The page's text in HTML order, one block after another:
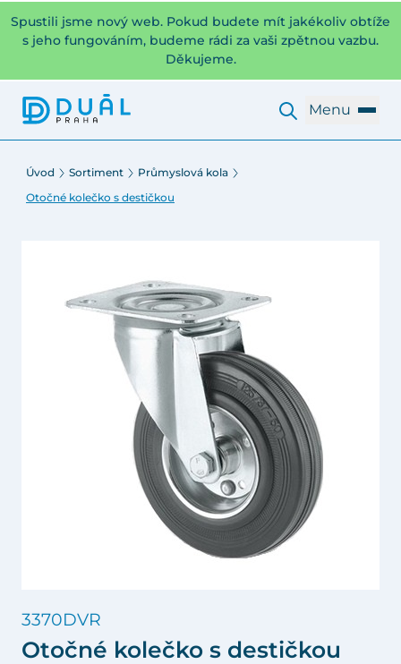
Spustili jsme nový web. Pokud budete mít jakékoliv obtíže
s jeho fungováním, budeme rádi za vaši zpětnou vazbu.
Děkujeme.
Menu
Úvod Sortiment
Průmyslová kola
Otočné kolečko s destičkou
3370DVR
Otočné kolečko s destičkou